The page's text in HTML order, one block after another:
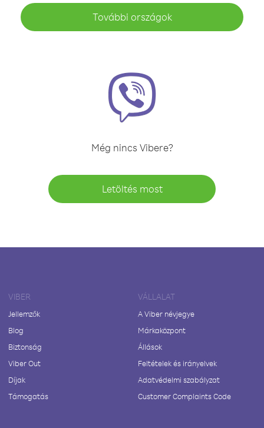
További országok
Még nincs Vibere?
Letöltés most
VIBER
Jellemzők
Blog
Biztonság
Viber Out
Díjak
Támogatás
VÁLLALAT
A Viber névjegye
Márkaközpont
Állások
Feltételek és irányelvek
Adatvédelmi szabályzat
Customer Complaints Code